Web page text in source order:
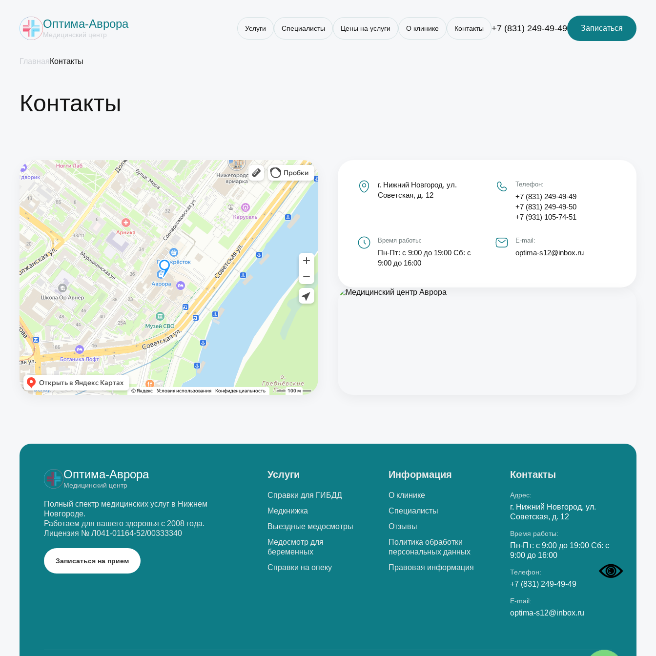
Оптима-Аврора
Медицинский центр
Услуги Специалисты Цены на услуги О клинике Контакты +7 (831) 249-49-49 Записаться
ГлавнаяКонтакты
Контакты
г. Нижний Новгород, ул.
Советская, д. 12
Телефон:
+7 (831) 249-49-49
+7 (831) 249-49-50
+7 (931) 105-74-51
Время работы:
Пн-Пт: с 9:00 до 19:00 Сб: с
9:00 до 16:00
E-mail:
optima-s12@inbox.ru
Оптима-Аврора
Медицинский центр
Полный спектр медицинских услуг в Нижнем
Новгороде.
Работаем для вашего здоровья с 2008 года.
Лицензия № Л041-01164-52/00333340
Записаться на прием
Услуги
Справки для ГИБДД
Медкнижка
Выездные медосмотры
Медосмотр для
беременных
Справки на опеку
Информация
О клинике
Специалисты
Отзывы
Политика обработки
персональных данных
Правовая информация
Контакты
Адрес:
г. Нижний Новгород, ул.
Советская, д. 12
Время работы:
Пн-Пт: с 9:00 до 19:00 Сб: с
9:00 до 16:00
Телефон:
+7 (831) 249-49-49
E-mail:
optima-s12@inbox.ru